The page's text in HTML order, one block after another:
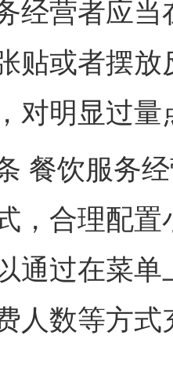
营者应当
贴或者摆
对明显过
饮服务经
，合理配
通过在菜
人数等方